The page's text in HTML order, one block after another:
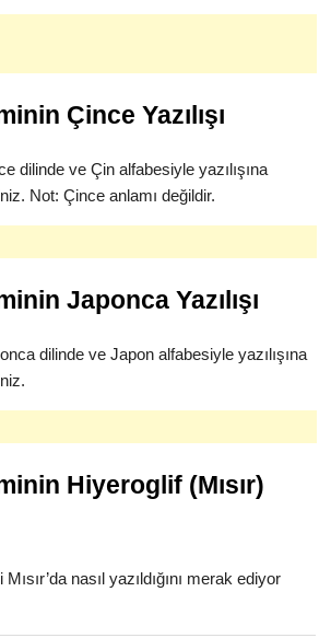
Çince Yazılışı
dilinde ve Çin alfabesiyle yazılışına
Not: Çince anlamı değildir.
Japonca Yazılışı
dilinde ve Japon alfabesiyle yazılışına
Hiyeroglif (Mısır)
nasıl yazıldığını merak ediyor